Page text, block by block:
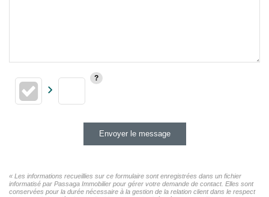
Envoyer le message
« Les informations recueillies sur ce formulaire sont enregistrées dans un fichier
informatisé par Passaga Immobilier pour gérer votre demande de contact. Elles sont
conservées pour la durée nécessaire à la gestion de la relation client dans le respect